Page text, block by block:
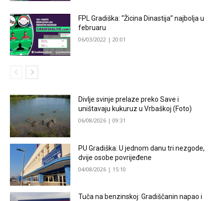
FPL Gradiška: “Žicina Dinastija” najbolja u
februaru
06/03/2022 | 20:01
Divlje svinje prelaze preko Save i
uništavaju kukuruz u Vrbaškoj (Foto)
06/08/2026 | 09:31
PU Gradiška: U jednom danu tri nezgode,
dvije osobe povrijeđene
04/08/2026 | 15:10
Tuča na benzinskoj: Gradiščanin napao i